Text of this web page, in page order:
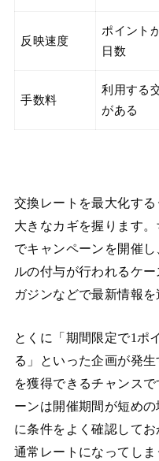
反映速度
ポイント
日数
手数料
利用する
がある
交換レートを最大化す
大きなカギを握ります
でキャンペーンを開催
ルの付与が行われるケ
ガジンなどで最新情報
とくに「期間限定で1ポ
る」といった企画が発
を獲得できるチャンス
ーンは開催期間が短め
に条件をよく確認して
通常レートになってしま